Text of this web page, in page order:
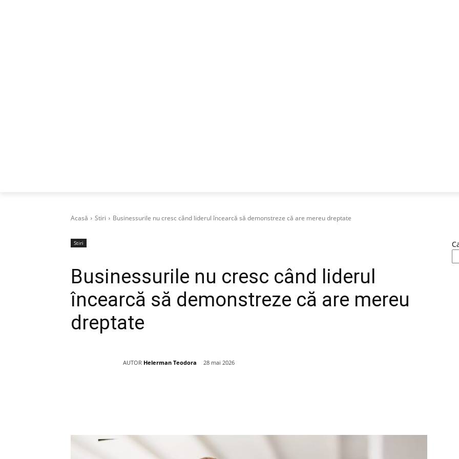
Acasă Stiri Businessurile nu cresc când liderul încearcă să demonstreze că are mereu dreptate
Stiri
Businessurile nu cresc când liderul
încearcă să demonstreze că are mereu
dreptate
AUTOR Helerman Teodora 28 mai 2026